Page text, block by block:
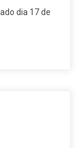
dia 17 de